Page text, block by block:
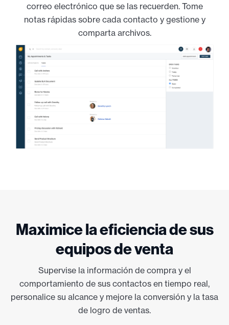
correo electrónico que se las recuerden. Tome
notas rápidas sobre cada contacto y gestione y
comparta archivos.
Maximice la eficiencia de sus
equipos de venta
Supervise la información de compra y el
comportamiento de sus contactos en tiempo real,
personalice su alcance y mejore la conversión y la tasa
de logro de ventas.